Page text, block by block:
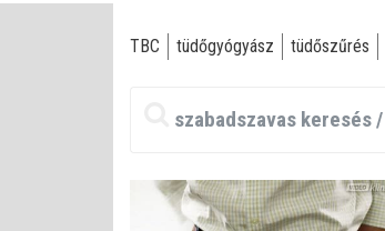
TBC tüdőgyógyász tüdőszűrés